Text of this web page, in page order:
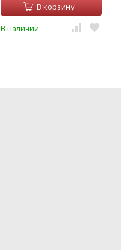
В корзину
В наличии